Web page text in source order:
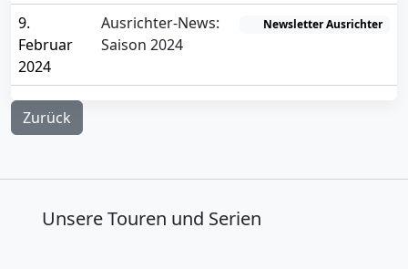
9.
Februar
2024
Ausrichter-News:
Saison 2024
Newsletter Ausrichter
Zurück
Unsere Touren und Serien